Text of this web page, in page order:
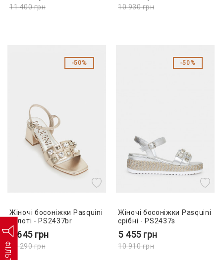
ФІЛЬТР
11 400грн 10 930грн
50%
Жіночі босоніжки Pasquini
золоті - PS2437br
5 645 грн
11 290грн
50%
Жіночі босоніжки Pasquini
срібні - PS2437s
5 455 грн
10 910грн